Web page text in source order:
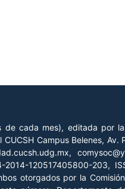
cada mes), editada por
Campus Belenes, Av.
2014-120517405800-203,
otorgados por la